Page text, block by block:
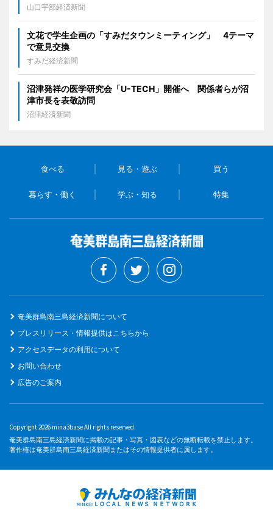
山口宇部経済新聞
文花で学生企画の「すみだタウンミーティング」 4テーマ
で意見交換
すみだ経済新聞
沼津発祥の医学研究会「U-TECH」開催へ 関係者らが沼
津市長を表敬訪問
沼津経済新聞
食べる 見る・遊ぶ 買う
暮らす・働く 学ぶ・知る 特集
奄美群島南三島経済新聞について
プレスリリース・情報提供はこちらから
アクセスデータの利用について
お問い合わせ
広告のご案内
Copyright 2026 mina3base All rights reserved.
奄美群島南三島経済新聞に掲載の記事・写真・図表などの無断転載を禁止します。
著作権は奄美群島南三島経済新聞またはその情報提供者に属します。